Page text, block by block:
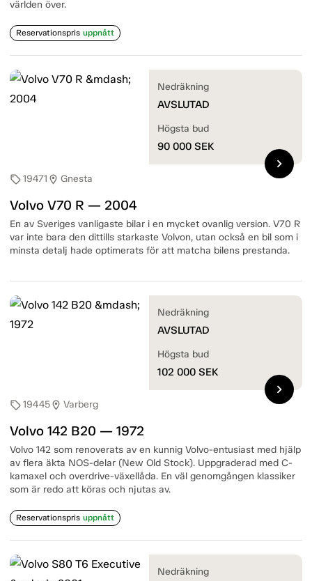
världen över.
Reservationspris uppnått
sell19471 location_on Gnesta
Volvo V70 R — 2004
En av Sveriges vanligaste bilar i en mycket ovanlig version. V70 R
var inte bara den dittills starkaste Volvon, utan också en bil som i
minsta detalj hade optimerats för att matcha bilens prestanda.
Nedräkning
AVSLUTAD
Högsta bud
90 000 SEK
chevron_right
sell19445location_on Varberg
Volvo 142 B20 — 1972
Volvo 142 som renoverats av en kunnig Volvo-entusiast med hjälp
av flera äkta NOS-delar (New Old Stock). Uppgraderad med C-
kamaxel och overdrive-växellåda. En väl genomgången klassiker
som är redo att köras och njutas av.
Reservationspris uppnått
Nedräkning
AVSLUTAD
Högsta bud
102 000 SEK
chevron_right
Nedräkning